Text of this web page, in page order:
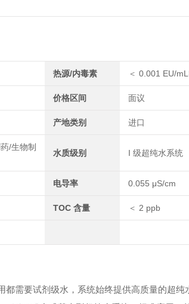
热源/内毒素 ＜ 0.001 EU/
价格区间 面议
产地类别 进口
/生物制
水质级别 I 级超纯水系统
电导率 0.055 μS/cm
TOC 含量 ＜ 2 ppb
都需要试剂级水，系统始终提供高质量的超纯